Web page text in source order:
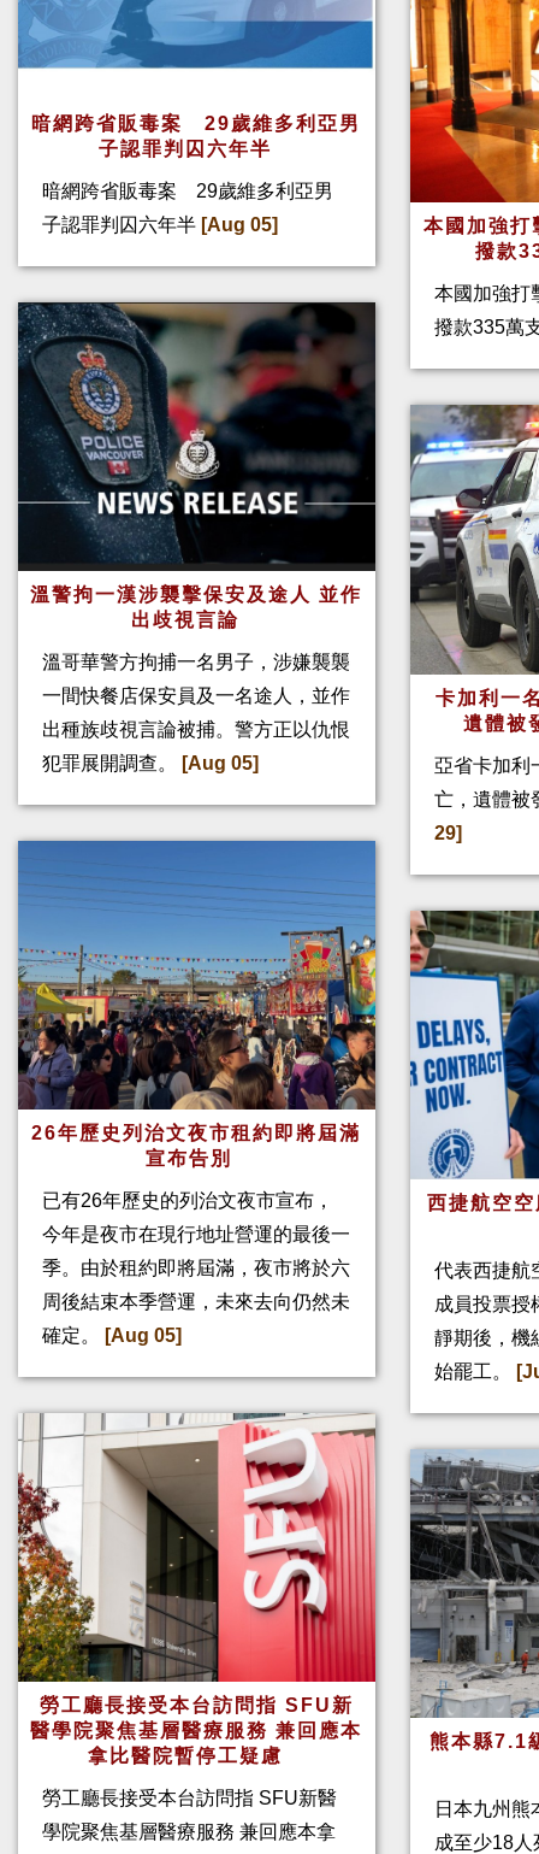
暗網跨省販毒案 29歲維多利亞男
子認罪判囚六年半
暗網跨省販毒案 29歲維多利亞男
子認罪判囚六年半 [Aug 05]
溫警拘一漢涉襲擊保安及途人 並作
出歧視言論
溫哥華警方拘捕一名男子，涉嫌襲襲
一間快餐店保安員及一名途人，並作
出種族歧視言論被捕。警方正以仇恨
犯罪展開調查。
[Aug 05]
26年歷史列治文夜市租約即將屆滿
宣布告別
已有26年歷史的列治文夜市宣布，
今年是夜市在現行地址營運的最後一
季。由於租約即將屆滿，夜市將於六
周後結束本季營運，未來去向仍然未
確定。
[Aug 05]
勞工廳長接受本台訪問指 SFU新
醫學院聚焦基層醫療服務 兼回應本
拿比醫院暫停工疑慮
勞工廳長接受本台訪問指 SFU新醫
學院聚焦基層醫療服務 兼回應本拿
本國加強打
撥款
本國加強打
撥款335萬
卡加利一
遺體被
亞省卡加利
亡，遺體被
29]
西捷航空
代表西捷航
成員投票授
靜期後，機
始罷工。
熊本縣7.1
日本九州熊
成至少18